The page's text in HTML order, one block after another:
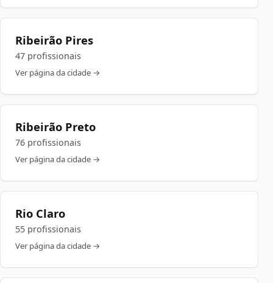
Ribeirão Pires
47 profissionais
Ver página da cidade →
Ribeirão Preto
76 profissionais
Ver página da cidade →
Rio Claro
55 profissionais
Ver página da cidade →